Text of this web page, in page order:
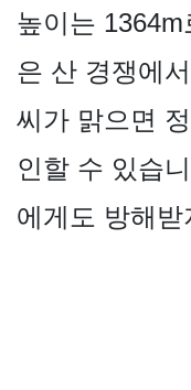
높이는
은 산 경쟁에
씨가 맑으면
인할 수 있습
에게도 방해